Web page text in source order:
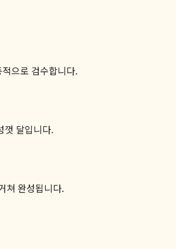
으로 검수합니다.
껏 달입니다.
쳐 완성됩니다.